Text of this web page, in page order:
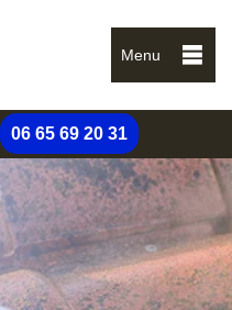
Menu
06 65 69 20 31